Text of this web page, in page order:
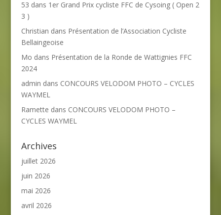
53 dans 1er Grand Prix cycliste FFC de Cysoing ( Open 2
3 )
Christian dans Présentation de l’Association Cycliste
Bellaingeoise
Mo dans Présentation de la Ronde de Wattignies FFC
2024
admin dans CONCOURS VELODOM PHOTO – CYCLES
WAYMEL
Ramette dans CONCOURS VELODOM PHOTO –
CYCLES WAYMEL
Archives
juillet 2026
juin 2026
mai 2026
avril 2026